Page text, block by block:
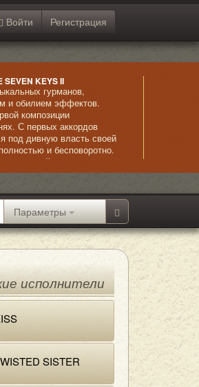
Войти Регистрация
SEVEN KEYS II
гурманов,
и обилием эффектов.
композиции
С первых аккордов
под дивную власть своей
и бесповоротно.
мелодий дикими ритмами
и напряжении. Сильный
Параметры
исполнители
SISTER